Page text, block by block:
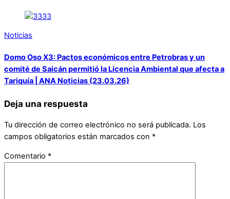
Noticias
Domo Oso X3: Pactos económicos entre Petrobras y un
comité de Saicán permitió la Licencia Ambiental que afecta a
Tariquía | ANA Noticias (23.03.26)
Deja una respuesta
Tu dirección de correo electrónico no será publicada. Los
campos obligatorios están marcados con *
Comentario *